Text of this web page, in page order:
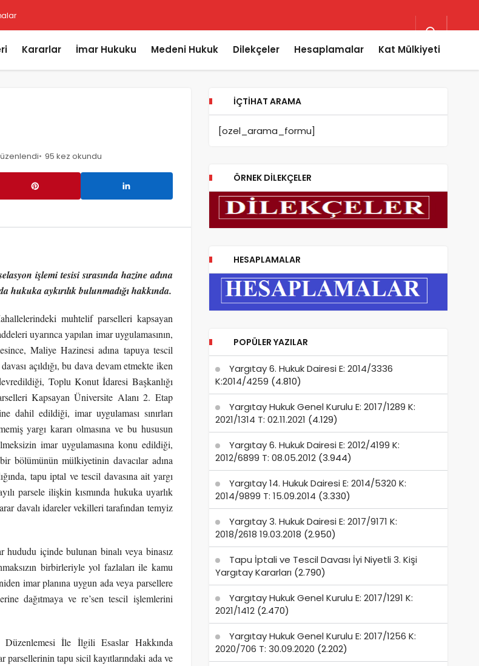
Kararlar İmar Hukuku Medeni Hukuk Dilekçeler Hesaplamalar Kat Mülkiyeti
95 kez okundu
işlemi tesisi sırasında hazine adına
hukuka aykırılık bulunmadığı hakkında.
muhtelif parselleri kapsayan
uyarınca yapılan imar uygulamasının,
Maliye Hazinesi adına tapuya tescil
açıldığı, bu dava devam etmekte iken
Toplu Konut İdaresi Başkanlığı
Kapsayan Üniversite Alanı 2. Etap
dahil edildiği, imar uygulaması sınırları
yargı kararı olmasına ve bu hususun
imar uygulamasına konu edildiği,
bölümünün mülkiyetinin davacılar adına
tapu iptal ve tescil davasına ait yargı
parsele ilişkin kısmında hukuka uyarlık
davalı idareler vekilleri tarafından temyiz
hududu içinde bulunan binalı veya binasız
birbirleriyle yol fazlaları ile kamu
imar planına uygun ada veya parsellere
dağıtmaya ve re’sen tescil işlemlerini
İle İlgili Esaslar Hakkında
parsellerinin tapu sicil kayıtlarındaki ada ve
İÇTIHAT ARAMA
[ozel_arama_formu]
ÖRNEK DILEKÇELER
HESAPLAMALAR
POPÜLER YAZILAR
Yargıtay 6. Hukuk Dairesi E: 2014/3336
K:2014/4259 (4.810)
Yargıtay Hukuk Genel Kurulu E: 2017/1289 K:
2021/1314 T: 02.11.2021 (4.129)
Yargıtay 6. Hukuk Dairesi E: 2012/4199 K:
2012/6899 T: 08.05.2012 (3.944)
Yargıtay 14. Hukuk Dairesi E: 2014/5320 K:
2014/9899 T: 15.09.2014 (3.330)
Yargıtay 3. Hukuk Dairesi E: 2017/9171 K:
2018/2618 19.03.2018 (2.950)
Tapu İptali ve Tescil Davası İyi Niyetli 3. Kişi
Yargıtay Kararları (2.790)
Yargıtay Hukuk Genel Kurulu E: 2017/1291 K:
2021/1412 (2.470)
Yargıtay Hukuk Genel Kurulu E: 2017/1256 K:
2020/706 T: 30.09.2020 (2.202)